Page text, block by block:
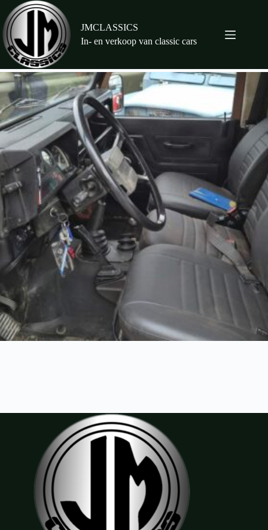
naar
de
inhoud
JMCLASSICS
In- en verkoop van classic cars